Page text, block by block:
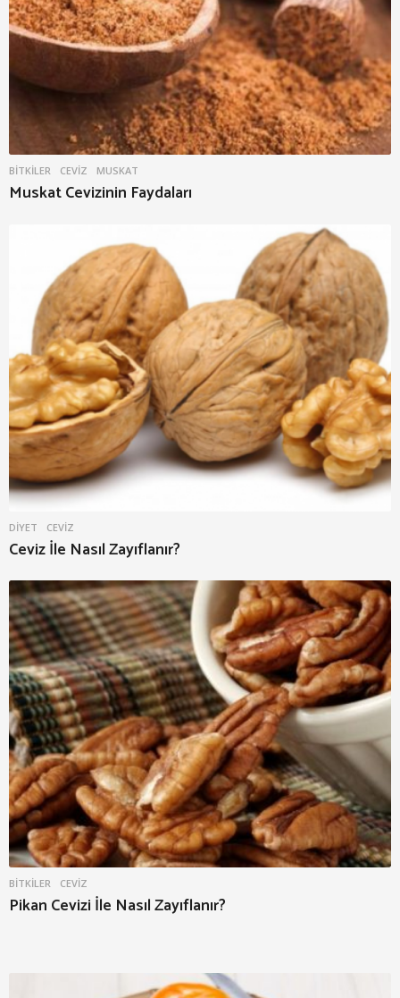
BITKILER CEVIZ ,MUSKAT
Muskat Cevizinin Faydaları
DIYET CEVIZ
Ceviz İle Nasıl Zayıflanır?
BITKILER CEVIZ
Pikan Cevizi İle Nasıl Zayıflanır?